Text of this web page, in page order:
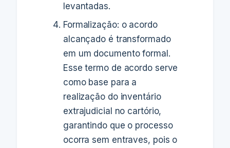
levantadas.
Formalização: o acordo
alcançado é transformado
em um documento formal.
Esse termo de acordo serve
como base para a
realização do inventário
extrajudicial no cartório,
garantindo que o processo
ocorra sem entraves, pois o